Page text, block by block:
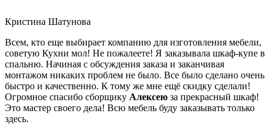
Кристина Шатунова
Всем, кто еще выбирает компанию для изготовления мебели,
советую Кухни мол! Не пожалеете! Я заказывала шкаф-купе в
спальню. Начиная с обсуждения заказа и заканчивая
монтажом никаких проблем не было. Все было сделано очень
быстро и качественно. К тому же мне ещё скидку сделали!
Огромное спасибо сборщику Алексею за прекрасный шкаф!
Это мастер своего дела! Всю мебель буду заказывать только
здесь.